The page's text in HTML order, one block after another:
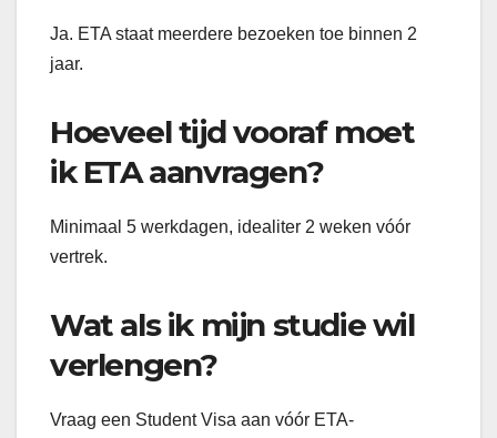
Ja. ETA staat meerdere bezoeken toe binnen 2
jaar.
Hoeveel tijd vooraf moet
ik ETA aanvragen?
Minimaal 5 werkdagen, idealiter 2 weken vóór
vertrek.
Wat als ik mijn studie wil
verlengen?
Vraag een Student Visa aan vóór ETA-